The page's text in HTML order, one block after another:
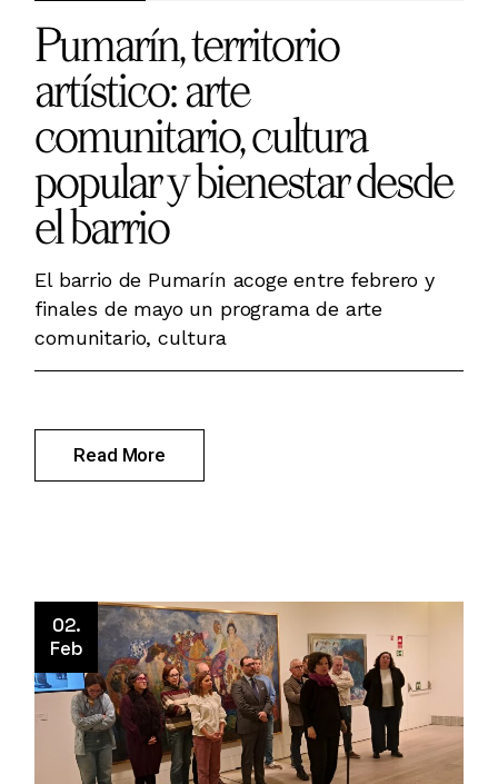
Pumarín, territorio
artístico: arte
comunitario, cultura
popular y bienestar desde
el barrio
El barrio de Pumarín acoge entre febrero y
finales de mayo un programa de arte
comunitario, cultura
Read More
02.
Feb